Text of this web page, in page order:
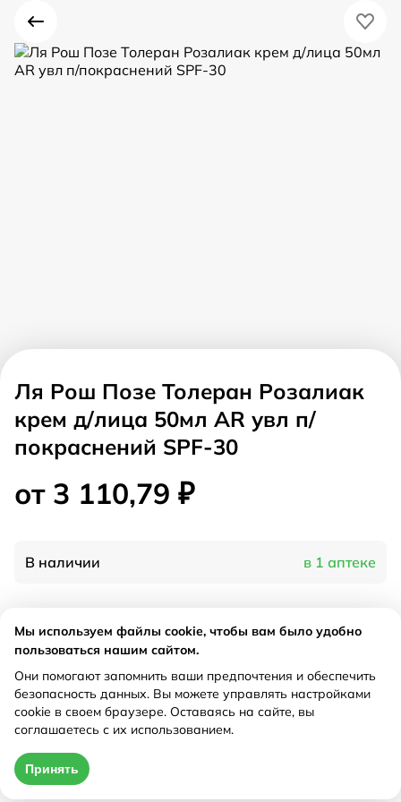
Ля Рош Позе Толеран Розалиак
крем д/лица 50мл AR увл п/
покраснений SPF-30
от 3 110,79 ₽
В наличии в 1 аптеке
Характеристики
Рецепт
Не требуется
от 3 110,79 ₽
Мы используем файлы cookie, чтобы вам было удобно
пользоваться нашим сайтом.
Они помогают запомнить ваши предпочтения и обеспечить
безопасность данных. Вы можете управлять настройками
cookie в своем браузере. Оставаясь на сайте, вы
соглашаетесь с их использованием.
Принять